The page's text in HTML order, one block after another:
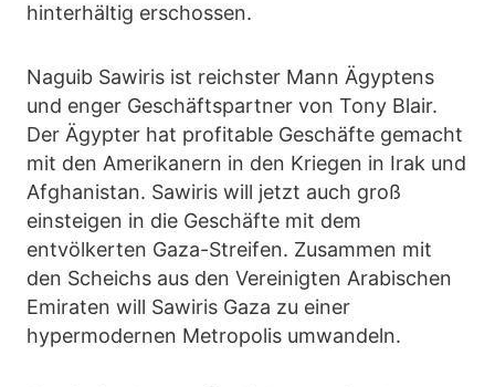
hinterhältig erschossen.
Naguib Sawiris ist reichster Mann Ägyptens
und enger Geschäftspartner von Tony Blair.
Der Ägypter hat profitable Geschäfte gemacht
mit den Amerikanern in den Kriegen in Irak und
Afghanistan. Sawiris will jetzt auch groß
einsteigen in die Geschäfte mit dem
entvölkerten Gaza-Streifen. Zusammen mit
den Scheichs aus den Vereinigten Arabischen
Emiraten will Sawiris Gaza zu einer
hypermodernen Metropolis umwandeln.